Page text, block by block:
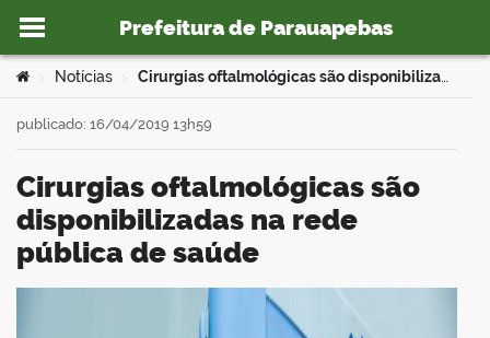
Ir para o conteúdo
Prefeitura de Parauapebas
portal
Você está aqui:
Notícias Cirurgias oftalmológicas são disponibilizadas na rede pública de saúde
Cirurgias oftalmológicas são
disponibilizadas na rede
pública de saúde
publicado: 16/04/2019 13h59